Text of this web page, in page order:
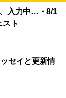
入力中…・8/1
スト
セイと更新情